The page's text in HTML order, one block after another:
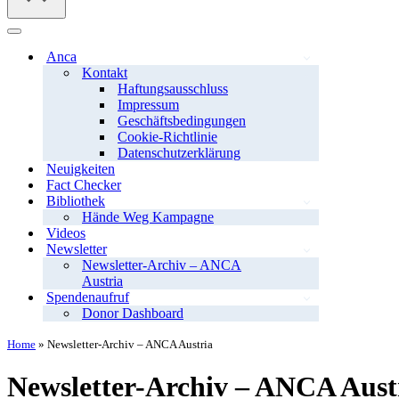
Navigationsmenü
Anca
Kontakt
Haftungsausschluss
Impressum
Geschäftsbedingungen
Cookie-Richtlinie
Datenschutzerklärung
Neuigkeiten
Fact Checker
Bibliothek
Hände Weg Kampagne
Videos
Newsletter
Newsletter-Archiv – ANCA
Austria
Spendenaufruf
Donor Dashboard
Home » Newsletter-Archiv – ANCA Austria
Newsletter-Archiv – ANCA